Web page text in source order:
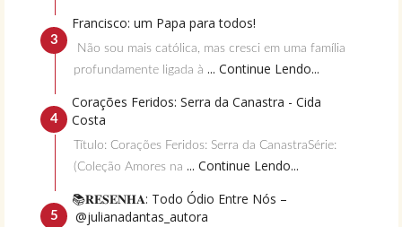
Francisco: um Papa para todos!
Não sou mais católica, mas cresci em uma família
profundamente ligada à ... Continue Lendo...
Corações Feridos: Serra da Canastra - Cida
Costa
Título: Corações Feridos: Serra da CanastraSérie:
(Coleção Amores na ... Continue Lendo...
📚𝐑𝐄𝐒𝐄𝐍𝐇𝐀: Todo Ódio Entre Nós –
@julianadantas_autora